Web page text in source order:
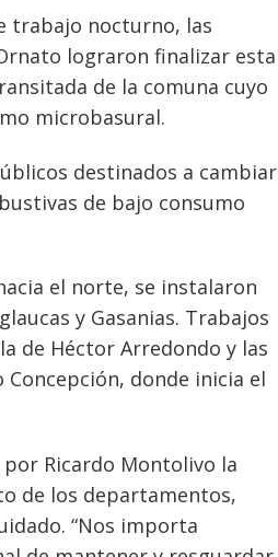
trabajo nocturno, las
lograron finalizar esta
de la comuna cuyo
microbasural.
destinados a cambiar
de bajo consumo
el norte, se instalaron
y Gasanias. Trabajos
de Héctor Arredondo y las
donde inicia el
por Ricardo Montolivo la
de los departamentos,
“Nos importa